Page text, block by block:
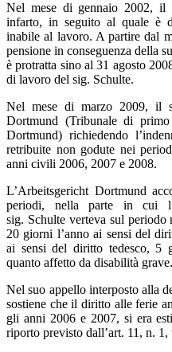
Nel mese di gennaio 2002, il
infarto, in seguito al quale è
inabile al lavoro. A partire dal
pensione in conseguenza della
è protratta sino al 31 agosto
di lavoro del sig. Schulte.
Nel mese di marzo 2009, il
Dortmund (Tribunale di
Dortmund) richiedendo
retribuite non godute nei
anni civili 2006, 2007 e 2008.
L’Arbeitsgericht Dortmund
periodi, nella parte in cui
sig. Schulte verteva sul
20 giorni l’anno ai sensi del
ai sensi del diritto tedesco, 5
quanto affetto da disabilità grave.
Nel suo appello interposto alla
sostiene che il diritto alle ferie
gli anni 2006 e 2007, si era
riporto previsto dall’art. 11, n.